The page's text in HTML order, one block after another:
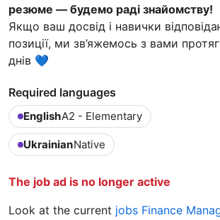
резюме — будемо раді знайомству!
Якщо ваш досвід і навички
позиції, ми зв’яжемось з вами
днів 💙
Required languages
EnglishA2 - Elementary
UkrainianNative
The job ad is no longer active
Look at the current jobs Finance